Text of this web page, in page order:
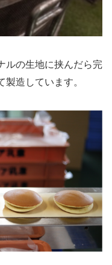
ルの生地に挟んだら完
造しています。